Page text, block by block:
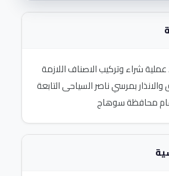
شراء وتركيب الاصناف اللازمة
بمرسي ناصر السياحى التابعة
عام محافظة سوهاج